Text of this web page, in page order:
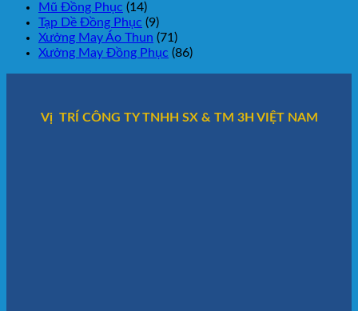
Mũ Đồng Phục (14)
Tạp Dề Đồng Phục (9)
Xưởng May Áo Thun (71)
Xưởng May Đồng Phục (86)
Vị TRÍ CÔNG TY TNHH SX & TM 3H VIỆT NAM